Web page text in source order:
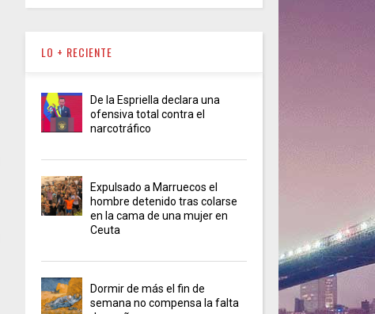
LO + RECIENTE
De la Espriella declara una
ofensiva total contra el
narcotráfico
Expulsado a Marruecos el
hombre detenido tras colarse
en la cama de una mujer en
Ceuta
Dormir de más el fin de
semana no compensa la falta